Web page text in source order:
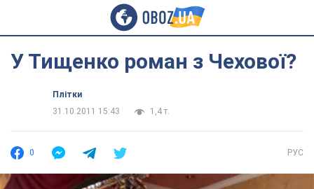
У Тищенко роман з Чехової?
Плітки
31.10.2011 15:43
1,4 т.
0 РУС